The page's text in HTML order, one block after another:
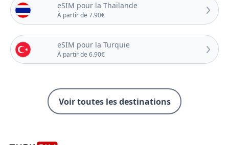
eSIM pour la Thaïlande
À partir de 7.90€
eSIM pour la Turquie
À partir de 6.90€
Voir toutes les destinations